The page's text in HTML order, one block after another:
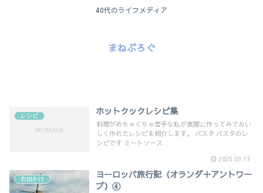
40代のライフメディア
まねぶろぐ
レシピ ホットクックレシピ集
料理がめちゃくちゃ苦手な私が実際に作ってみておい
しく作れたレシピを紹介します。 パスタ パスタのレ
シピです ミートソース...
2025.03.13
お出かけ
ヨーロッパ旅行記（オランダ＋アントワー
プ）④